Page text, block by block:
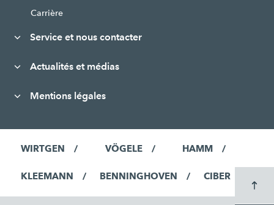
Carrière
Service et nous contacter
Actualités et médias
Mentions légales
WIRTGEN VÖGELE HAMM
KLEEMANN BENNINGHOVEN CIBER